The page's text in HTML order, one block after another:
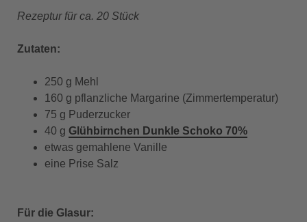
Rezeptur für ca. 20 Stück
Zutaten:
250 g Mehl
160 g pflanzliche Margarine (Zimmertemperatur)
75 g Puderzucker
40 g Glühbirnchen Dunkle Schoko 70%
etwas gemahlene Vanille
eine Prise Salz
Für die Glasur: